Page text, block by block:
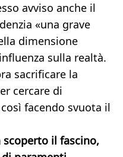
avviso anche il
«una grave
dimensione
sulla realtà.
sacrificare la
cercare di
facendo svuota il
il fascino,